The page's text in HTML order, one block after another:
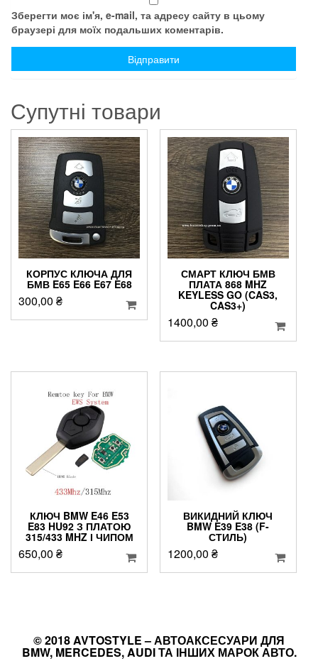
Зберегти моє ім'я, e-mail, та адресу сайту в цьому
браузері для моїх подальших коментарів.
Супутні товари
КОРПУС КЛЮЧА ДЛЯ
БМВ E65 E66 E67 E68
300,00 ₴
СМАРТ КЛЮЧ БМВ
ПЛАТА 868 MHZ
KEYLESS GO (CAS3,
CAS3+)
1400,00 ₴
КЛЮЧ BMW E46 E53
E83 HU92 З ПЛАТОЮ
315/433 MHZ І ЧИПОМ
650,00 ₴
ВИКИДНИЙ КЛЮЧ
BMW E39 E38 (F-
СТИЛЬ)
1200,00 ₴
© 2018 AVTOSTYLE – АВТОАКСЕСУАРИ ДЛЯ
BMW, MERCEDES, AUDI ТА ІНШИХ МАРОК АВТО.